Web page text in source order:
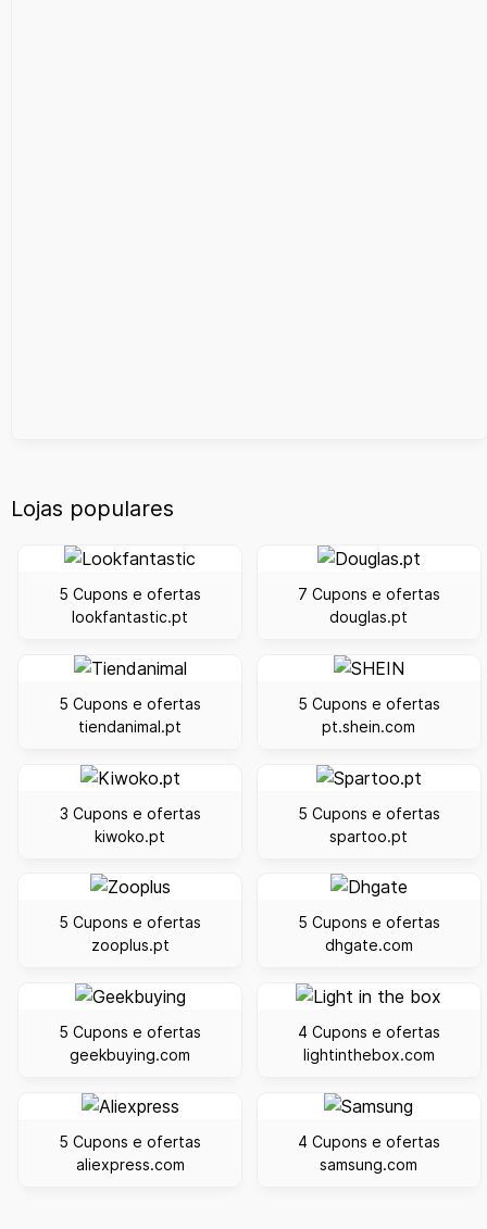
Lojas populares
5 Cupons e ofertas
lookfantastic.pt
7 Cupons e ofertas
douglas.pt
5 Cupons e ofertas
tiendanimal.pt
5 Cupons e ofertas
pt.shein.com
3 Cupons e ofertas
kiwoko.pt
5 Cupons e ofertas
spartoo.pt
5 Cupons e ofertas
zooplus.pt
5 Cupons e ofertas
dhgate.com
5 Cupons e ofertas
geekbuying.com
4 Cupons e ofertas
lightinthebox.com
5 Cupons e ofertas
aliexpress.com
4 Cupons e ofertas
samsung.com